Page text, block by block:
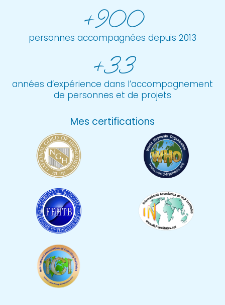
+900
personnes accompagnées depuis 2013
+33
années d’expérience dans l’accompagnement
de personnes et de projets
Mes certifications